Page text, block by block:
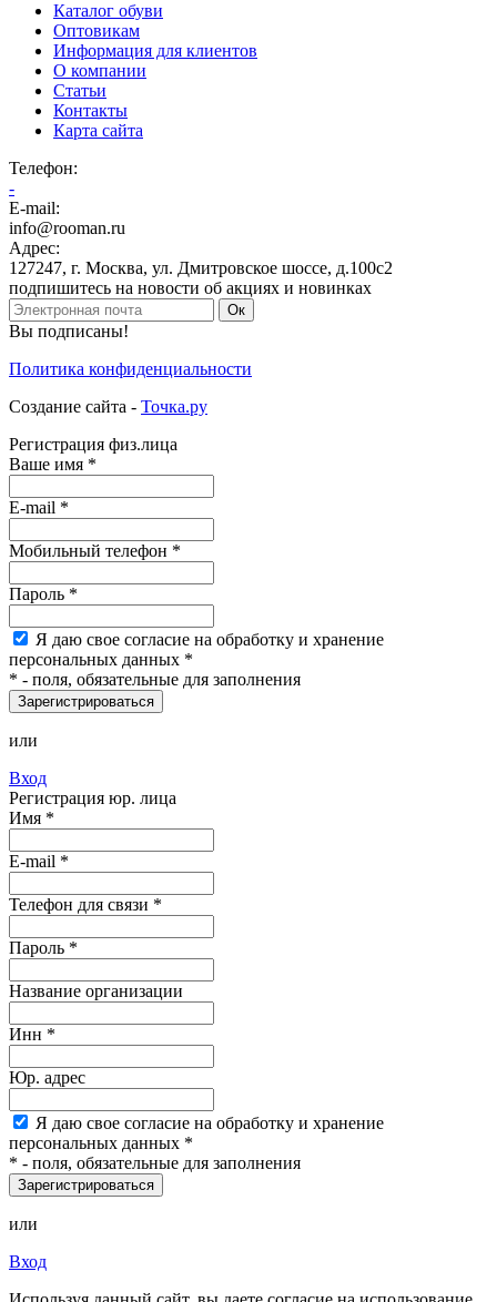
Каталог обуви
Оптовикам
Информация для клиентов
О компании
Статьи
Контакты
Карта сайта
Телефон:
-
E-mail:
info@rooman.ru
Адрес:
127247, г. Москва, ул. Дмитровское шоссе, д.100с2
подпишитесь на новости об акциях и новинках
Ок
Вы подписаны!
Политика конфиденциальности
Создание сайта - Точка.ру
Регистрация физ.лица
Ваше имя *
E-mail *
Мобильный телефон *
Пароль *
Я даю свое согласие на обработку и хранение
персональных данных *
* - поля, обязательные для заполнения
Зарегистрироваться
или
Вход
Регистрация юр. лица
Имя *
E-mail *
Телефон для связи *
Пароль *
Название организации
Инн *
Юр. адрес
Я даю свое согласие на обработку и хранение
персональных данных *
* - поля, обязательные для заполнения
Зарегистрироваться
или
Вход